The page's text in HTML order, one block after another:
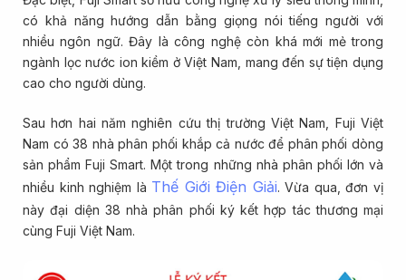
có khả năng hướng dẫn bằng giọng nói tiếng người với
nhiều ngôn ngữ. Đây là công nghệ còn khá mới mẻ trong
ngành lọc nước ion kiềm ở Việt Nam, mang đến sự tiện dụng
cao cho người dùng.
Sau hơn hai năm nghiên cứu thị trường Việt Nam, Fuji Việt
Nam có 38 nhà phân phối khắp cả nước để phân phối dòng
sản phẩm Fuji Smart. Một trong những nhà phân phối lớn và
nhiều kinh nghiệm là Thế Giới Điện Giải. Vừa qua, đơn vị
này đại diện 38 nhà phân phối ký kết hợp tác thương mại
cùng Fuji Việt Nam.